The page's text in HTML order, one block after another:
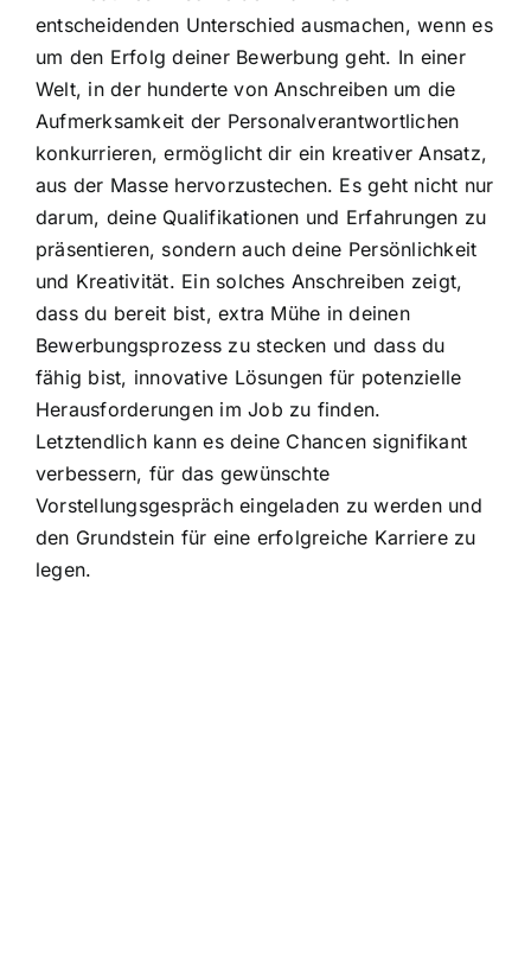
entscheidenden Unterschied ausmachen, wenn es
um den Erfolg deiner Bewerbung geht. In einer
Welt, in der hunderte von Anschreiben um die
Aufmerksamkeit der Personalverantwortlichen
konkurrieren, ermöglicht dir ein kreativer Ansatz,
aus der Masse hervorzustechen. Es geht nicht nur
darum, deine Qualifikationen und Erfahrungen zu
präsentieren, sondern auch deine Persönlichkeit
und Kreativität. Ein solches Anschreiben zeigt,
dass du bereit bist, extra Mühe in deinen
Bewerbungsprozess zu stecken und dass du
fähig bist, innovative Lösungen für potenzielle
Herausforderungen im Job zu finden.
Letztendlich kann es deine Chancen signifikant
verbessern, für das gewünschte
Vorstellungsgespräch eingeladen zu werden und
den Grundstein für eine erfolgreiche Karriere zu
legen.